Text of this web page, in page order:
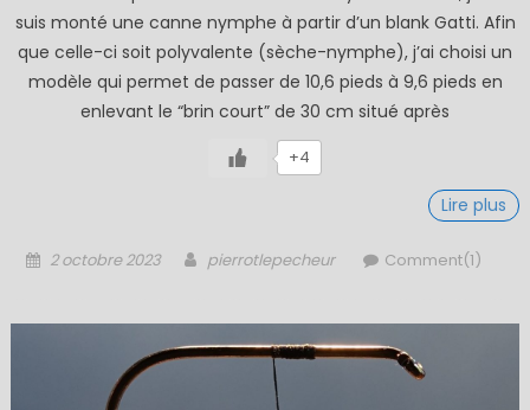
suis monté une canne nymphe à partir d’un blank Gatti. Afin
que celle-ci soit polyvalente (sèche-nymphe), j’ai choisi un
modèle qui permet de passer de 10,6 pieds à 9,6 pieds en
enlevant le “brin court” de 30 cm situé après
+4
Lire plus
Posted
2 octobre 2023 Author
pierrotlepecheur Comment(1)